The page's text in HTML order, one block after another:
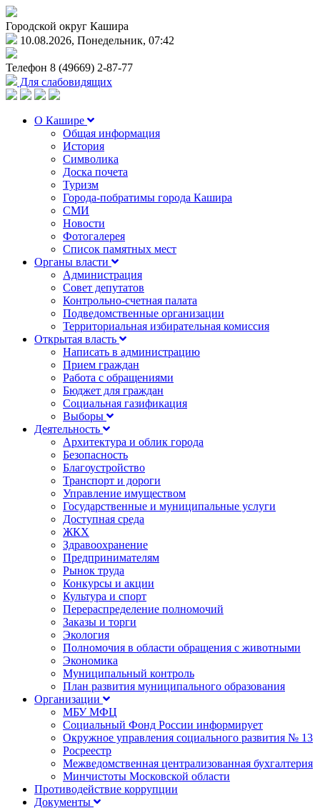
Городской округ Кашира
10.08.2026, Понедельник, 07:42
Телефон 8 (49669) 2-87-77
Для слабовидящих
О Кашире
Общая информация
История
Символика
Доска почета
Туризм
Города-побратимы города Кашира
СМИ
Новости
Фотогалерея
Список памятных мест
Органы власти
Администрация
Совет депутатов
Контрольно-счетная палата
Подведомственные организации
Территориальная избирательная комиссия
Открытая власть
Написать в администрацию
Прием граждан
Работа с обращениями
Бюджет для граждан
Социальная газификация
Выборы
Деятельность
Архитектура и облик города
Безопасность
Благоустройство
Транспорт и дороги
Управление имуществом
Государственные и муниципальные услуги
Доступная среда
ЖКХ
Здравоохранение
Предпринимателям
Рынок труда
Конкурсы и акции
Культура и спорт
Перераспределение полномочий
Заказы и торги
Экология
Полномочия в области обращения с животными
Экономика
Муниципальный контроль
План развития муниципального образования
Организации
МБУ МФЦ
Социальный Фонд России информирует
Окружное управления социального развития № 13
Росреестр
Межведомственная централизованная бухгалтерия
Минчистоты Московской области
Противодействие коррупции
Документы